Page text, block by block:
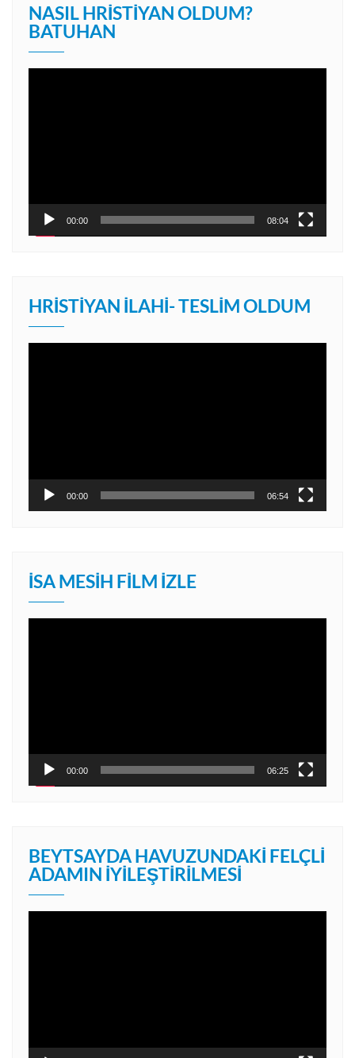
NASIL HRISTIYAN OLDUM?
BATUHAN
00:00 08:04
HRISTIYAN İLAHI- TESLIM OLDUM
00:00 06:54
İSA MESIH FILM İZLE
00:00 06:25
BEYTSAYDA HAVUZUNDAKI FELÇLI
ADAMIN İYILEŞTIRILMESI